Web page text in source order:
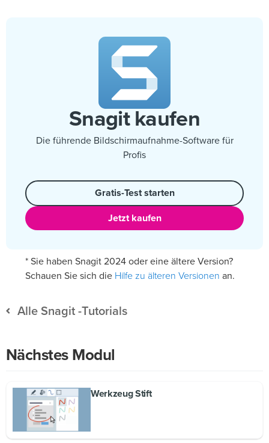
Snagit kaufen
Die führende Bildschirmaufnahme-Software für
Profis
Gratis-Test starten
Jetzt kaufen
* Sie haben Snagit 2024 oder eine ältere Version?
Schauen Sie sich die Hilfe zu älteren Versionen an.
Alle Snagit -Tutorials
Nächstes Modul
Werkzeug Stift